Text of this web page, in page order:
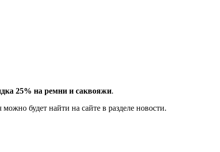
25% на ремни и саквояжи.
будет найти на сайте в разделе новости.